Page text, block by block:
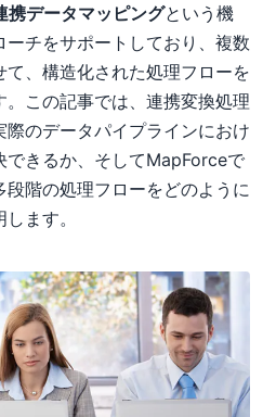
携データマッピングという機
チをサポートしており、複数
、構造化された処理フローを
この記事では、連携変換処理
際のデータパイプラインにおけ
できるか、そしてMapForceで
階の処理フローをどのように
ます。